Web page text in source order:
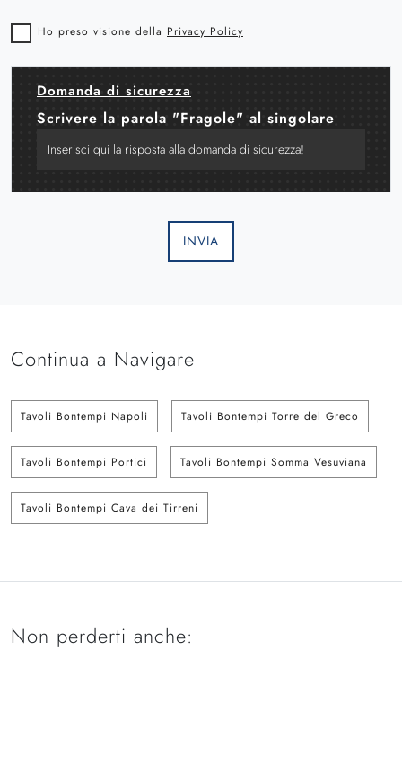
Ho preso visione della Privacy Policy
Domanda di sicurezza
Scrivere la parola "Fragole" al singolare
INVIA
Continua a Navigare
Tavoli Bontempi Napoli Tavoli Bontempi Torre del Greco
Tavoli Bontempi Portici Tavoli Bontempi Somma Vesuviana
Tavoli Bontempi Cava dei Tirreni
Non perderti anche: